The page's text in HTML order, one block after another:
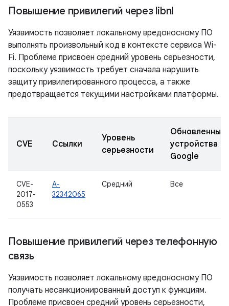
Повышение привилегий через libnl
Уязвимость позволяет локальному вредоносному ПО
выполнять произвольный код в контексте сервиса Wi-
Fi. Проблеме присвоен средний уровень серьезности,
поскольку уязвимость требует сначала нарушить
защиту привилегированного процесса, а также
предотвращается текущими настройками платформы.
CVE Ссылки
Уровень
серьезности
Обновленные
устройства
Google
CVE-
2017-
0553
A-
32342065
Средний Все
Повышение привилегий через телефонную
связь
Уязвимость позволяет локальному вредоносному ПО
получать несанкционированный доступ к функциям.
Проблеме присвоен средний уровень серьезности,